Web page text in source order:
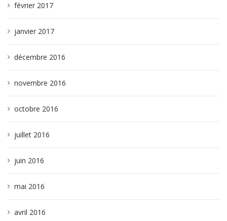
février 2017
janvier 2017
décembre 2016
novembre 2016
octobre 2016
juillet 2016
juin 2016
mai 2016
avril 2016